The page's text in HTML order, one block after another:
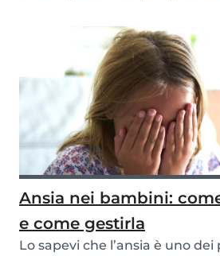
Ansia nei bambini:
e come gestirla
Lo sapevi che l’ansia è uno